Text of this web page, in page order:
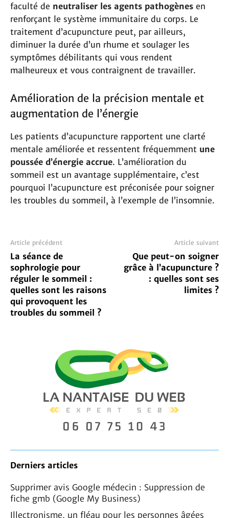
faculté de neutraliser les agents pathogènes en
renforçant le système immunitaire du corps. Le
traitement d’acupuncture peut, par ailleurs,
diminuer la durée d’un rhume et soulager les
symptômes débilitants qui vous rendent
malheureux et vous contraignent de travailler.
Amélioration de la précision mentale et
augmentation de l’énergie
Les patients d’acupuncture rapportent une clarté
mentale améliorée et ressentent fréquemment une
poussée d’énergie accrue. L’amélioration du
sommeil est un avantage supplémentaire, c’est
pourquoi l’acupuncture est préconisée pour soigner
les troubles du sommeil, à l’exemple de l’insomnie.
Article précédent
La séance de
sophrologie pour
réguler le sommeil :
quelles sont les raisons
qui provoquent les
troubles du sommeil ?
Article suivant
Que peut-on soigner
grâce à l’acupuncture ?
: quelles sont ses
limites ?
Derniers articles
Supprimer avis Google médecin : Suppression de
fiche gmb (Google My Business)
Illectronisme, un fléau pour les personnes âgées